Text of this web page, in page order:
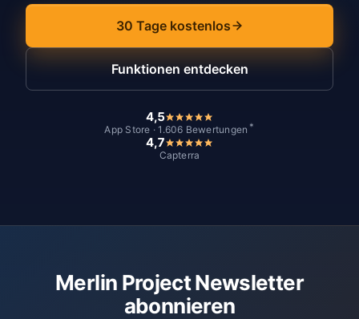
30 Tage kostenlos
Funktionen entdecken
4,5
App Store · 1.606 Bewertungen *
4,7
Capterra
Merlin Project Newsletter
abonnieren